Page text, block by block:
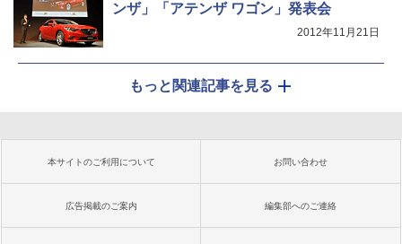
ンザ」「アテンザ ワゴン」発表会
2012年11月21日
もっと関連記事を見る
本サイトのご利用について お問い合わせ
広告掲載のご案内 編集部へのご連絡